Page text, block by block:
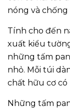
nóng và chống
Tính cho đến
xuất kiểu
những tấm
nhỏ. Mỗi túi
chất hữu cơ có
Những tấm